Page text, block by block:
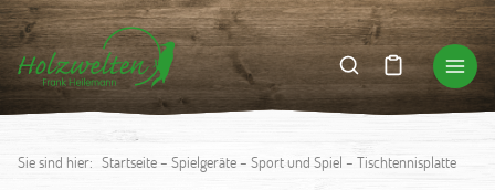
Sie sind hier: Startseite– Spielgeräte– Sport und Spiel – Tischtennisplatte